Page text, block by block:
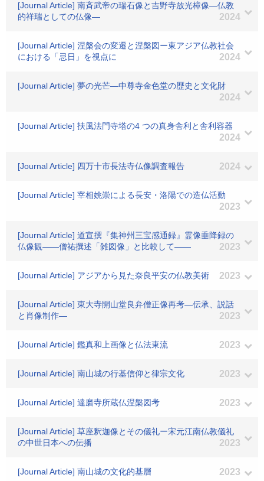
[Journal Article] 南斉武帝の瑞石像と吉野寺放光樟像―仏教
的祥瑞としての仏像―
2024
[Journal Article] 涅槃会の変遷と涅槃図ー東アジア仏教社会
における「忌日」を視点に
2024
[Journal Article] 夢の光芒―中尊寺金色堂の歴史と文化財
2024
[Journal Article] 扶風法門寺塔の4 つの真身舎利と舎利容器
2024
[Journal Article] 四万十市長法寺仏像調査報告 2024
[Journal Article] 宰相姚崇による長安・洛陽での造仏活動
2023
[Journal Article] 道宣撰『集神州三宝感通録』霊像垂降録の
仏像観――僧祐撰述「雑図像」と比較して――
2023
[Journal Article] アジアから見た奈良平安の仏教美術 2023
[Journal Article] 東大寺開山堂良弁僧正像再考―伝承、説話
と肖像制作―
2023
[Journal Article] 鑑真和上画像と仏法東流 2023
[Journal Article] 南山城の行基信仰と律宗文化 2023
[Journal Article] 達磨寺所蔵仏涅槃図考 2023
[Journal Article] 草座釈迦像とその儀礼ー宋元江南仏教儀礼
の中世日本への伝播
2023
[Journal Article] 南山城の文化的基層 2023